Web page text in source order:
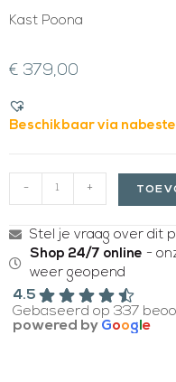
Kast Poona
€ 379,00
Beschikbaar via
- +
Stel je vraag over dit
Shop 24/7 online -
weer geopend
4.5
Gebaseerd op 337
powered by Goog e